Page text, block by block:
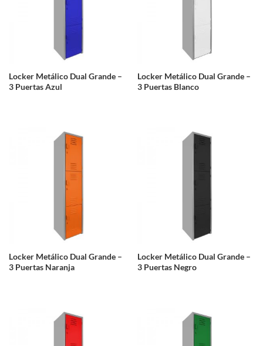
Locker Metálico Dual Grande –
3 Puertas Azul
Locker Metálico Dual Grande –
3 Puertas Blanco
Locker Metálico Dual Grande –
3 Puertas Naranja
Locker Metálico Dual Grande –
3 Puertas Negro